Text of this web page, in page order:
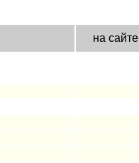
на сайте